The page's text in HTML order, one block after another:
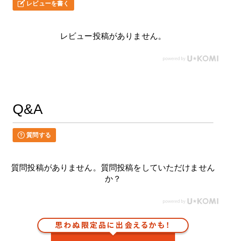
レビューを書く
レビュー投稿がありません。
Q&A
質問する
質問投稿がありません。質問投稿をしていただけません
か？
思わぬ限定品に出会えるかも！